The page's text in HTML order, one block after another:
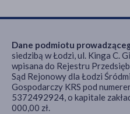
Dane podmiotu
siedzibą w Łodzi, ul. Kinga C.
wpisana do Rejestru
Sąd Rejonowy dla Łodzi
Gospodarczy KRS pod
5372492924, o kapitale
000,00 zł.